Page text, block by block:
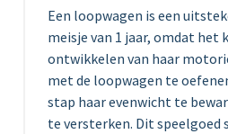
Een loopwagen is een
meisje van 1 jaar, omdat het
ontwikkelen van haar
met de loopwagen te
stap haar evenwicht te
te versterken. Dit